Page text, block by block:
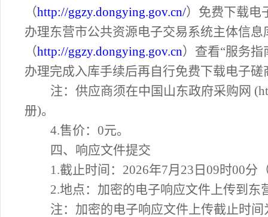
（http://ggzy.dongying.gov.cn/）免费下载电
办理东营市公共资源电子交易系统主体信
（http://ggzy.dongying.gov.cn）查看“服务指
办理完成入库手续后再自行免费下载电子磋
注：供应商须在中国山东政府采购网
册)。
4.售价：0元。
四、响应文件提交
1.截止时间： 2026年7月 23 日 09时00分
2.地点：加密的电子响应文件上传到东
注：加密的电子响应文件上传截止时